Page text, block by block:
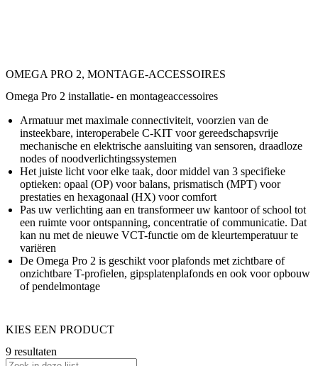
OMEGA PRO 2, MONTAGE-ACCESSOIRES
Omega Pro 2 installatie- en montageaccessoires
Armatuur met maximale connectiviteit, voorzien van de
insteekbare, interoperabele C-KIT voor gereedschapsvrije
mechanische en elektrische aansluiting van sensoren, draadloze
nodes of noodverlichtingssystemen
Het juiste licht voor elke taak, door middel van 3 specifieke
optieken: opaal (OP) voor balans, prismatisch (MPT) voor
prestaties en hexagonaal (HX) voor comfort
Pas uw verlichting aan en transformeer uw kantoor of school tot
een ruimte voor ontspanning, concentratie of communicatie. Dat
kan nu met de nieuwe VCT-functie om de kleurtemperatuur te
variëren
De Omega Pro 2 is geschikt voor plafonds met zichtbare of
onzichtbare T-profielen, gipsplatenplafonds en ook voor opbouw
of pendelmontage
KIES EEN PRODUCT
9 resultaten